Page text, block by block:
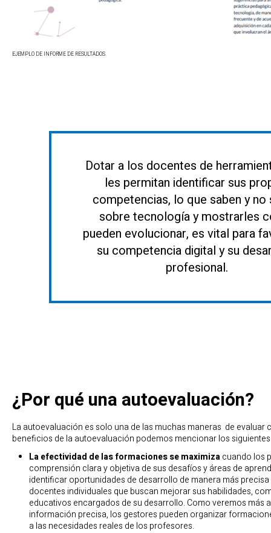
EJEMPLO DE INFORME DE RESULTADOS.
Dotar a los docentes de
les permitan identificar sus
competencias, lo que saben y no
sobre tecnología y mostrarles
pueden evolucionar, es vital para
su competencia digital y su
profesional.
¿Por qué una autoevaluación?
La autoevaluación es solo una de las muchas maneras de evaluar
beneficios de la autoevaluación podemos mencionar los
La efectividad de las formaciones se maximizacuando los
comprensión clara y objetiva de sus desafíos y áreas de
identificar oportunidades de desarrollo de manera más
docentes individuales que buscan mejorar sus habilidades,
educativos encargados de su desarrollo. Como veremos más
información precisa, los gestores pueden organizar
a las necesidades reales de los profesores.